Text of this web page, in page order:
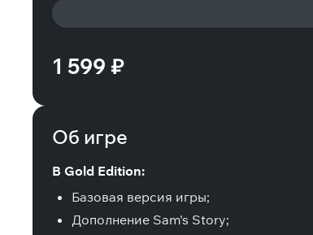
1 599 ₽
Об игре
В Gold Edition:
Базовая версия игры;
Дополнение Sam's Story;